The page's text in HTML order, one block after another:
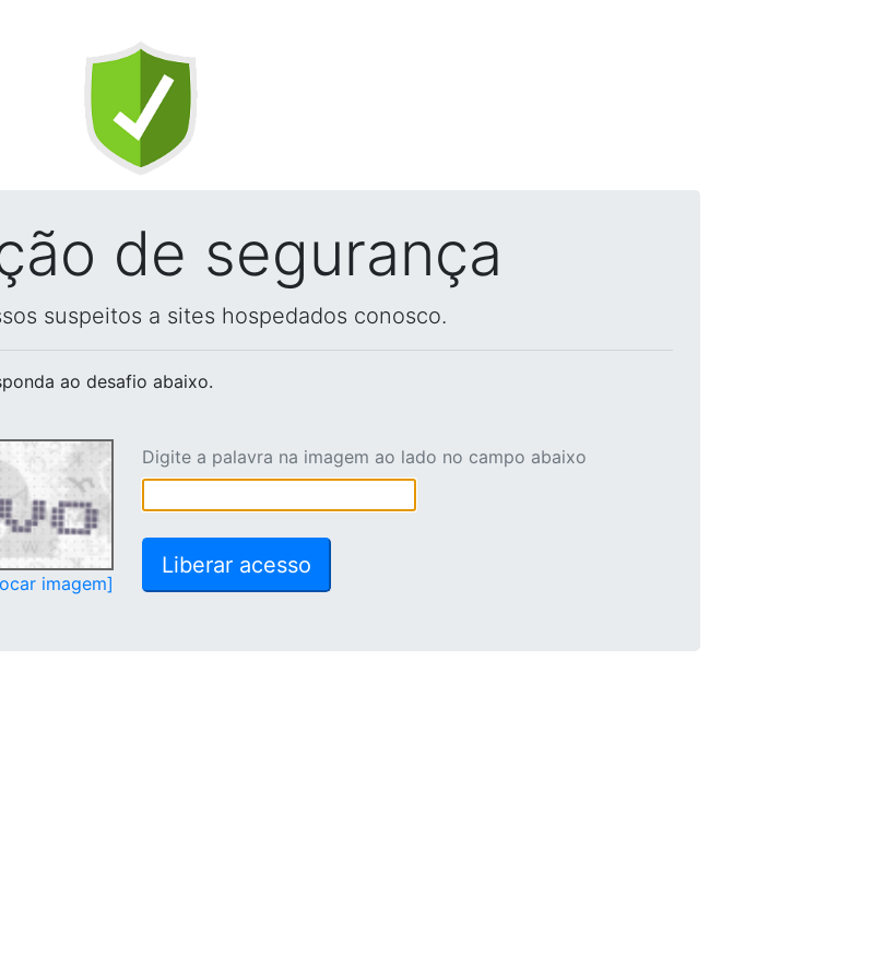
de segurança
suspeitos a sites hospedados conosco.
ao desafio abaixo.
imagem]
Digite a palavra na imagem ao lado no campo abaixo